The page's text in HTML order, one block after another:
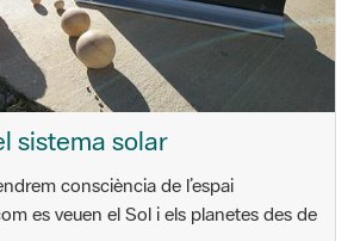
sistema solar
consciència de l’espai
es veuen el Sol i els planetes des de